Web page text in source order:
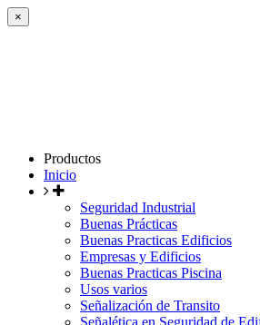
×
Productos
Inicio
Seguridad Industrial
Buenas Prácticas
Buenas Practicas Edificios
Empresas y Edificios
Buenas Practicas Piscina
Usos varios
Señalización de Transito